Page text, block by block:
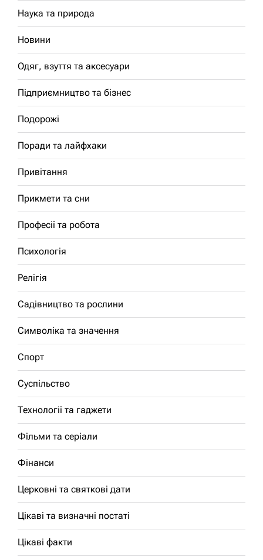
Наука та природа
Новини
Одяг, взуття та аксесуари
Підприємництво та бізнес
Подорожі
Поради та лайфхаки
Привітання
Прикмети та сни
Професії та робота
Психологія
Релігія
Садівництво та рослини
Символіка та значення
Спорт
Суспільство
Технології та гаджети
Фільми та серіали
Фінанси
Церковні та святкові дати
Цікаві та визначні постаті
Цікаві факти